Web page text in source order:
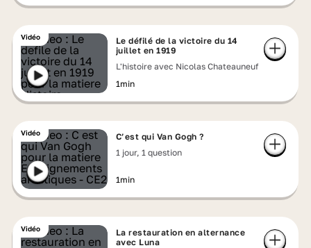
Vidéo
Le défilé de la victoire du 14
juillet en 1919
L'histoire avec Nicolas Chateauneuf
1min
Vidéo
C’est qui Van Gogh ?
1 jour, 1 question
1min
Vidéo
La restauration en alternance
avec Luna